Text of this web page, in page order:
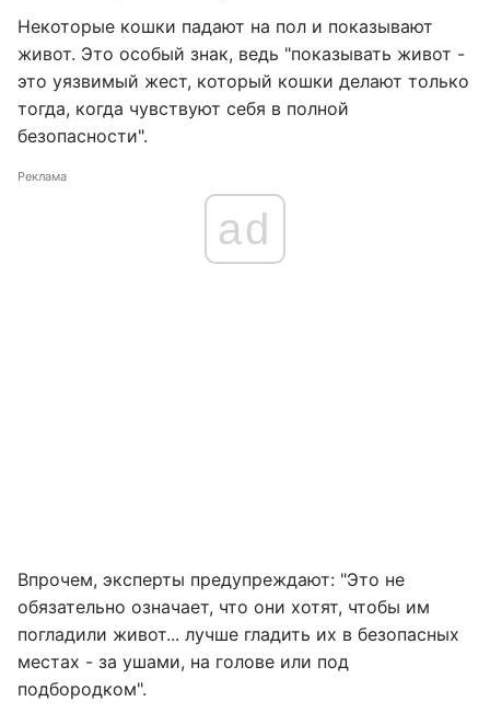
Некоторые кошки падают на пол и показывают
живот. Это особый знак, ведь "показывать живот -
это уязвимый жест, который кошки делают только
тогда, когда чувствуют себя в полной
безопасности".
Реклама
ad
Впрочем, эксперты предупреждают: "Это не
обязательно означает, что они хотят, чтобы им
погладили живот... лучше гладить их в безопасных
местах - за ушами, на голове или под
подбородком".